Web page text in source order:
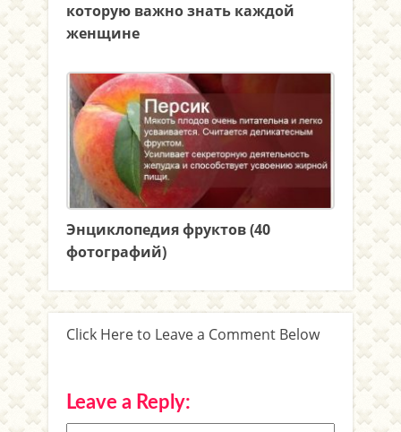
которую важно знать каждой
женщине
Энциклопедия фруктов (40
фотографий)
Click Here to Leave a Comment Below
Leave a Reply: